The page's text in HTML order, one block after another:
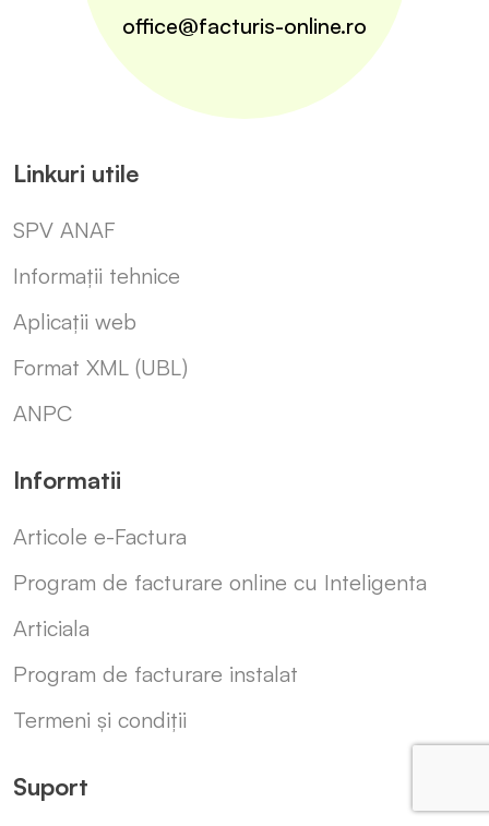
office@facturis-online.ro
Linkuri utile
SPV ANAF
Informații tehnice
Aplicații web
Format XML (UBL)
ANPC
Informatii
Articole e-Factura
Program de facturare online cu Inteligenta
Articiala
Program de facturare instalat
Termeni și condiții
Suport